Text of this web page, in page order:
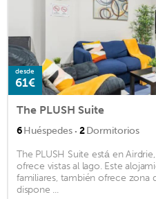
desde
61€
The PLUSH Suite
6Huéspedes · 2Dormitorios
The PLUSH Suite está en
ofrece vistas al lago. Este
familiares, también ofrece zona
dispone ...